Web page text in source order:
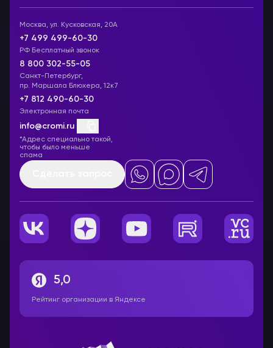
Москва, ул. Кусковская, 20А
+7 499 499-60-30
РФ Бесплатный звонок
8 800 302-55-05
Санкт-Петербург,
пр. Маршала Блюхера, 12к7
+7 812 490-60-30
Электронная почта
info@cromi.ru
*Адрес специально такой,
чтобы было меньше
спама
5,0
Рейтинг организации в Яндексе